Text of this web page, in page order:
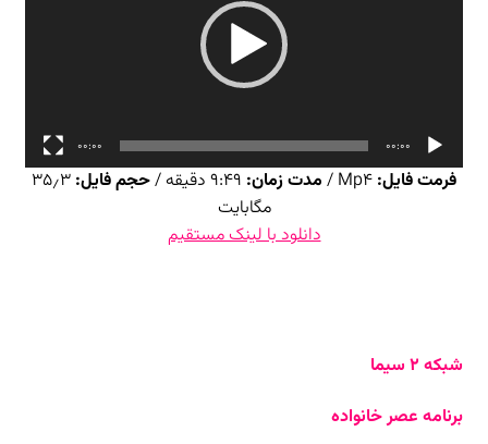
00:00
00:00
فرمت فایل: مدت زمان: حجم فایل: ۳۵٫۳
مگابایت
دانلود با لینک مستقیم
شبکه ۲ سیما
برنامه عصر خانواده